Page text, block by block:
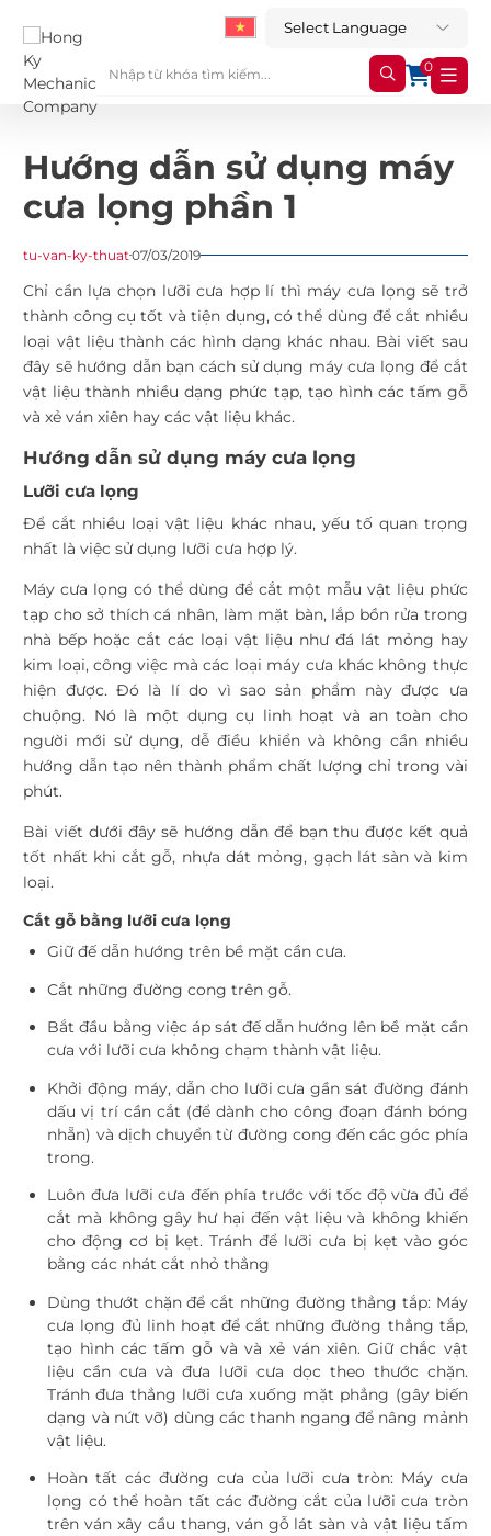
0
Hướng dẫn sử dụng máy
cưa lọng phần 1
tu-van-ky-thuat07/03/2019
Chỉ cần lựa chọn lưỡi cưa hợp lí thì máy cưa lọng sẽ trở
thành công cụ tốt và tiện dụng, có thể dùng để cắt nhiều
loại vật liệu thành các hình dạng khác nhau. Bài viết sau
đây sẽ hướng dẫn bạn cách sử dụng máy cưa lọng để cắt
vật liệu thành nhiều dạng phức tạp, tạo hình các tấm gỗ
và xẻ ván xiên hay các vật liệu khác.
Hướng dẫn sử dụng máy cưa lọng
Lưỡi cưa lọng
Để cắt nhiều loại vật liệu khác nhau, yếu tố quan trọng
nhất là việc sử dụng lưỡi cưa hợp lý.
Máy cưa lọng có thể dùng để cắt một mẫu vật liệu phức
tạp cho sở thích cá nhân, làm mặt bàn, lắp bồn rửa trong
nhà bếp hoặc cắt các loại vật liệu như đá lát mỏng hay
kim loại, công việc mà các loại máy cưa khác không thực
hiện được. Đó là lí do vì sao sản phẩm này được ưa
chuộng. Nó là một dụng cụ linh hoạt và an toàn cho
người mới sử dụng, dễ điều khiển và không cần nhiều
hướng dẫn tạo nên thành phẩm chất lượng chỉ trong vài
phút.
Bài viết dưới đây sẽ hướng dẫn để bạn thu được kết quả
tốt nhất khi cắt gỗ, nhựa dát mỏng, gạch lát sàn và kim
loại.
Cắt gỗ bằng lưỡi cưa lọng
Giữ đế dẫn hướng trên bề mặt cần cưa.
Cắt những đường cong trên gỗ.
Bắt đầu bằng việc áp sát đế dẫn hướng lên bề mặt cần
cưa với lưỡi cưa không chạm thành vật liệu.
Khởi động máy, dẫn cho lưỡi cưa gần sát đường đánh
dấu vị trí cần cắt (để dành cho công đoạn đánh bóng
nhẵn) và dịch chuyển từ đường cong đến các góc phía
trong.
Luôn đưa lưỡi cưa đến phía trước với tốc độ vừa đủ để
cắt mà không gây hư hại đến vật liệu và không khiến
cho động cơ bị kẹt. Tránh để lưỡi cưa bị kẹt vào góc
bằng các nhát cắt nhỏ thẳng
Dùng thướt chặn để cắt những đường thẳng tắp: Máy
cưa lọng đủ linh hoạt để cắt những đường thẳng tắp,
tạo hình các tấm gỗ và và xẻ ván xiên. Giữ chắc vật
liệu cần cưa và đưa lưỡi cưa dọc theo thước chặn.
Tránh đưa thẳng lưỡi cưa xuống mặt phẳng (gây biến
dạng và nứt vỡ) dùng các thanh ngang để nâng mảnh
vật liệu.
Hoàn tất các đường cưa của lưỡi cưa tròn: Máy cưa
lọng có thể hoàn tất các đường cắt của lưỡi cưa tròn
trên ván xây cầu thang, ván gỗ lát sàn và vật liệu tấm